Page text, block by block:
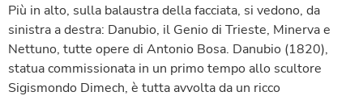
Più in alto, sulla balaustra della facciata, si vedono, da
sinistra a destra: Danubio, il Genio di Trieste, Minerva e
Nettuno, tutte opere di Antonio Bosa. Danubio (1820),
statua commissionata in un primo tempo allo scultore
Sigismondo Dimech, è tutta avvolta da un ricco